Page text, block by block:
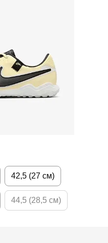
42,5 (27 см)
44,5 (28,5 см)